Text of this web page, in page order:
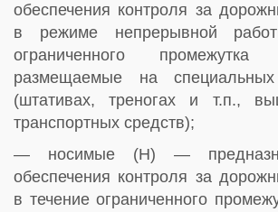
обеспечения контроля за
в режиме непрерывной
ограниченного
размещаемые на специальных
(штативах, треногах и т.п.,
транспортных средств);
— носимые (Н) —
обеспечения контроля за
в течение ограниченного